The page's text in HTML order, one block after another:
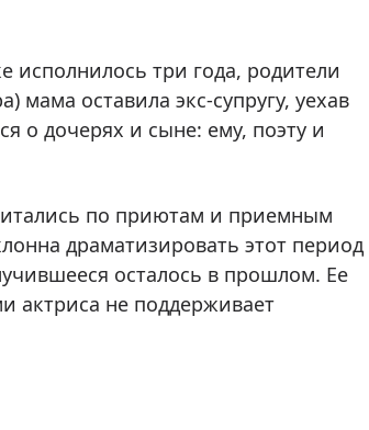
исполнилось три года, родители
мама оставила экс-супругу, уехав
о дочерях и сыне: ему, поэту и
по приютам и приемным
драматизировать этот период
осталось в прошлом. Ее
актриса не поддерживает